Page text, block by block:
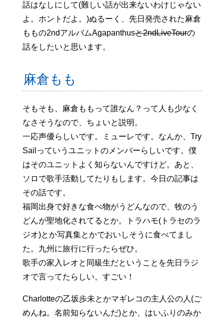
話はなしにして(難しい話が出来ないわけじゃない
よ。ホントだよ。)ぬるーく、先日発売された麻倉
ももの2ndアルバムAgapanthusと2ndLiveTourの
話をしたいと思います。
麻倉もも
そもそも、麻倉ももって誰なん？って人も少なく
なさそうなので、ちょいと説明。
一応声優らしいです。ミューレです。なんか、Try
Sailっていうユニットのメンバーらしいです。僕
はそのユニットよく知らないんですけど。あと、
ソロで歌手活動してたりもします。今日の記事は
その話です。
福岡出身で好きな食べ物がうどんなので、牧のう
どんが聖地化されてるとか。トラハモ(トラセのラ
ジオ)とか写真集とかでおいしそうに食べてまし
た。九州に旅行に行ったらぜひ。
歌手の家入レオと同級生だということを先日ラジ
オで言ってたらしい。すごい！
Charlotteの乙坂歩未とかマギレコの主人公の人(ご
めんね。名前知らないんだ)とか、はいふりのみか